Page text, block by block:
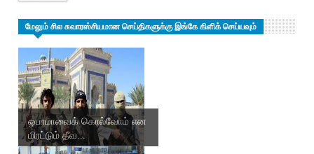
மேலும் சில சுவாரஸ்சியமான செய்திகளுக்கு இங்கே கிளிக் செய்யவும்
ஒபாமாவைக் கொல்வோம் என
மிரட்டும் தீவ...